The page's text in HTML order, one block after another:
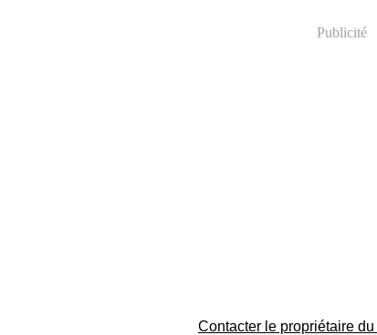
Publicité
Contacter le propriétaire du